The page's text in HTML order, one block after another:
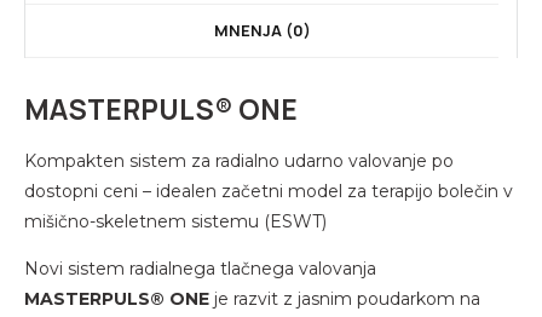
MNENJA (0)
MASTERPULS® ONE
Kompakten sistem za radialno udarno valovanje po
dostopni ceni – idealen začetni model za terapijo bolečin v
mišično-skeletnem sistemu (ESWT)
Novi sistem radialnega tlačnega valovanja
MASTERPULS® ONE je razvit z jasnim poudarkom na